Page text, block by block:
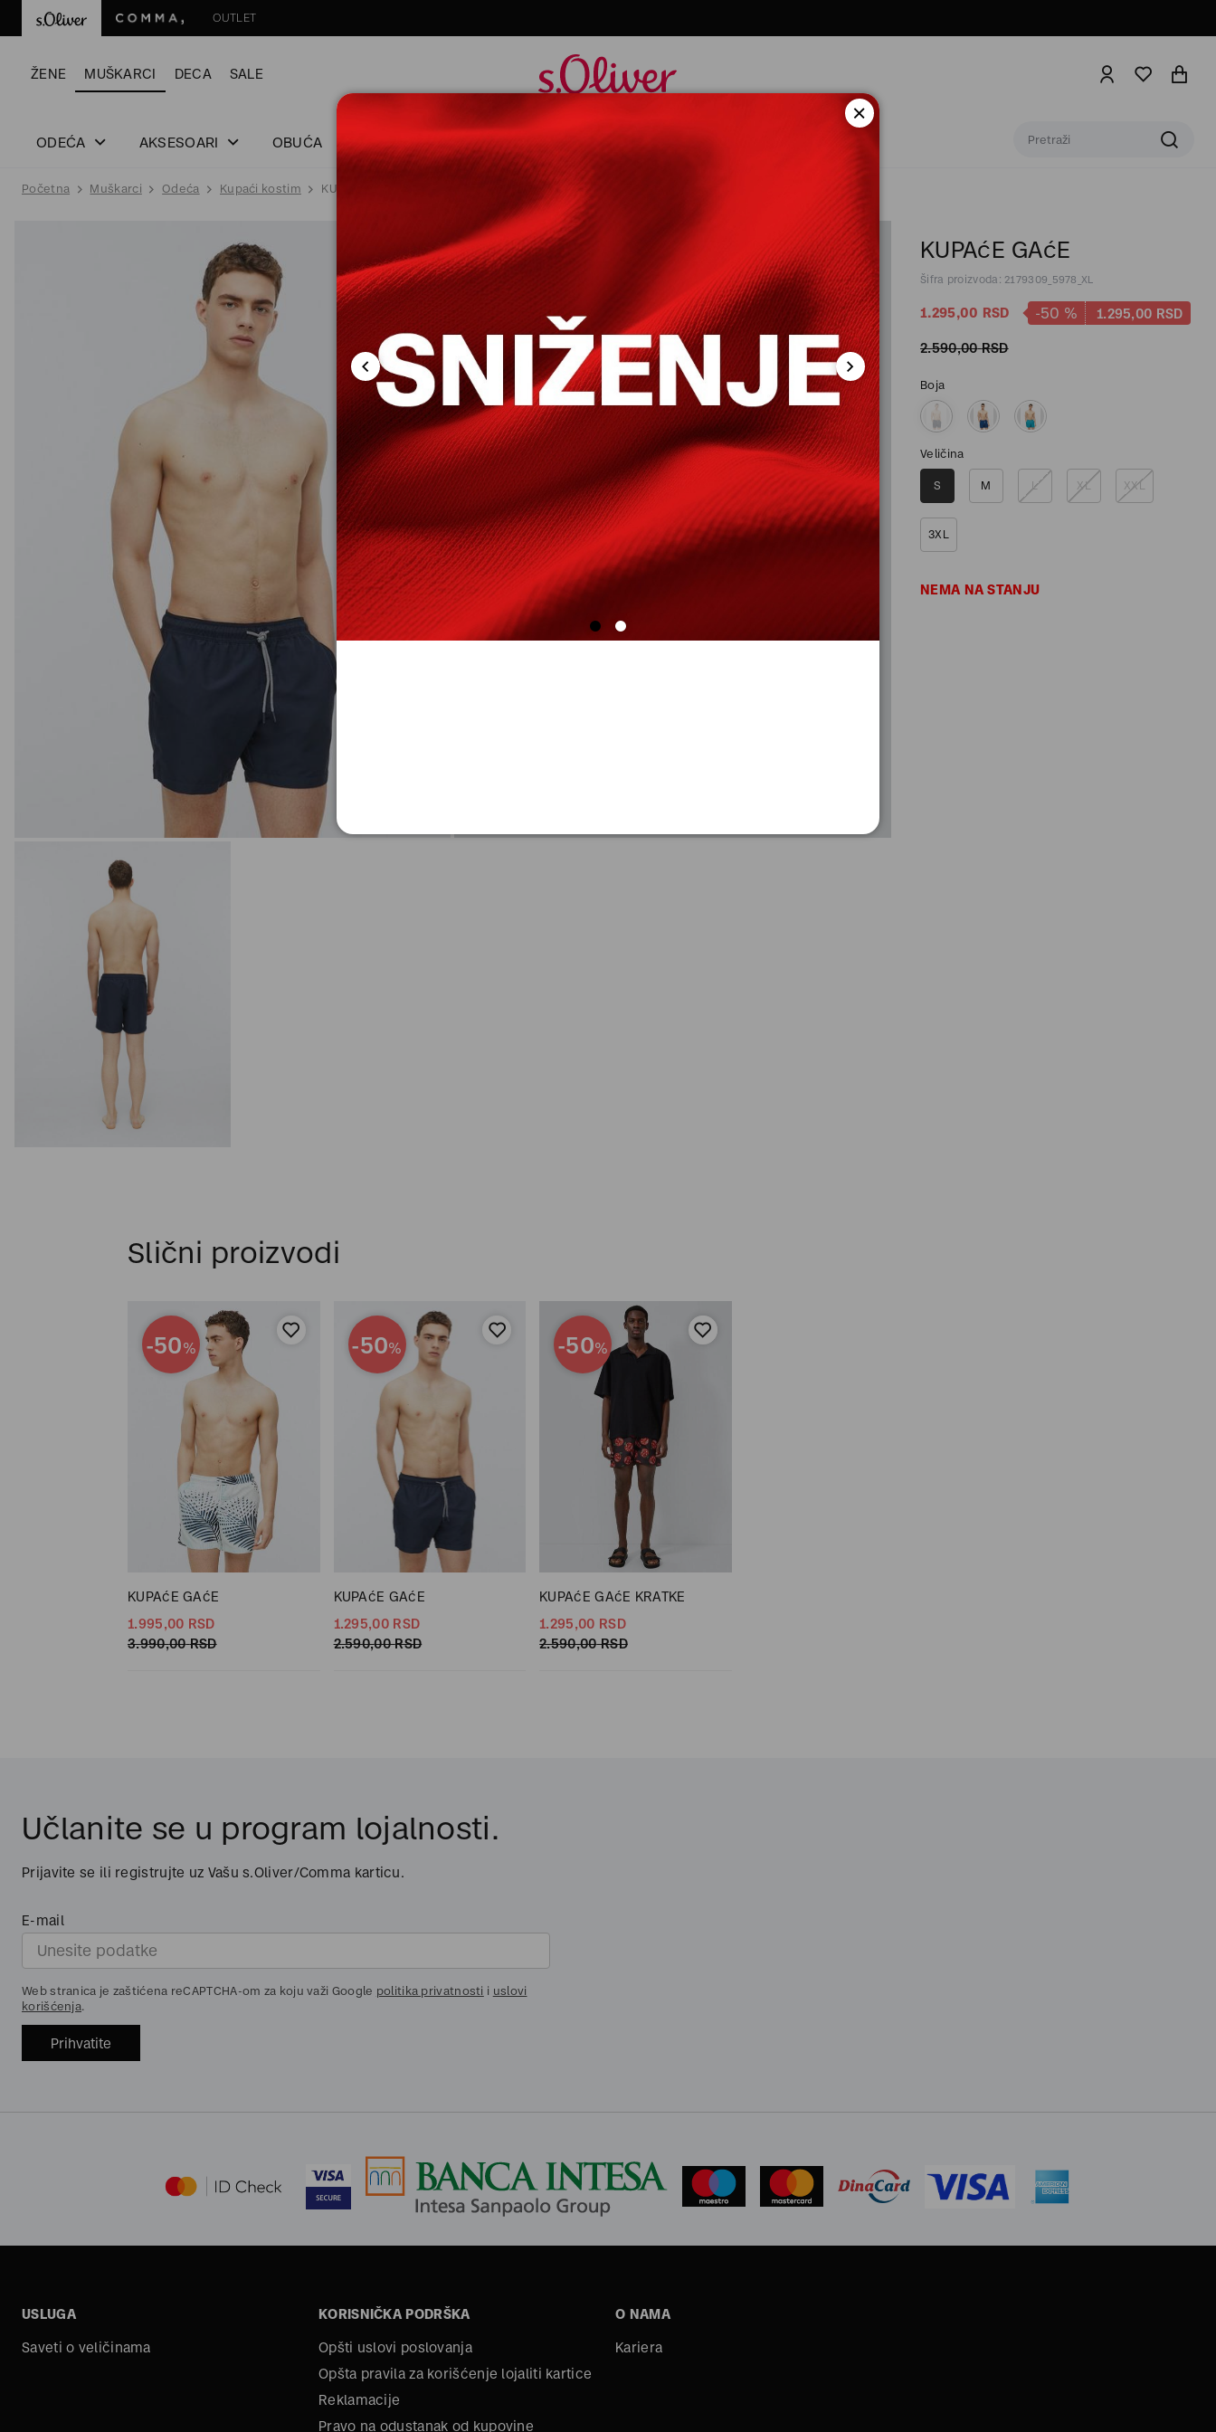
OUTLET
ŽENE MUŠKARCI DECA SALE
ODEĆA AKSESOARI OBUĆA
Početna Muškarci Odeća Kupaći kostim KUPAćE GAćE
KUPAćE GAćE
Šifra proizvoda: 2179309_5978_XL
1.295,00 RSD -50 % 1.295,00 RSD
2.590,00 RSD
Boja
Veličina
S M L XL XXL
3XL
NEMA NA STANJU
Slični proizvodi
-50%
KUPAćE GAćE
1.995,00 RSD
3.990,00 RSD
-50%
KUPAćE GAćE
1.295,00 RSD
2.590,00 RSD
-50%
KUPAćE GAćE KRATKE
1.295,00 RSD
2.590,00 RSD
Učlanite se u program lojalnosti.
Prijavite se ili registrujte uz Vašu s.Oliver/Comma karticu.
E-mail
Web stranica je zaštićena reCAPTCHA-om za koju važi Google politika privatnosti i uslovi
korišćenja.
Prihvatite
USLUGA
Saveti o veličinama
KORISNIČKA PODRŠKA
Opšti uslovi poslovanja
Opšta pravila za korišćenje lojaliti kartice
Reklamacije
Pravo na odustanak od kupovine
O NAMA
Kariera